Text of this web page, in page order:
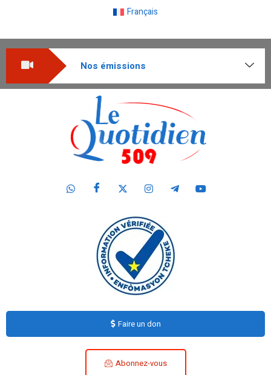
Français
Nos émissions
Faire un don
Abonnez-vous